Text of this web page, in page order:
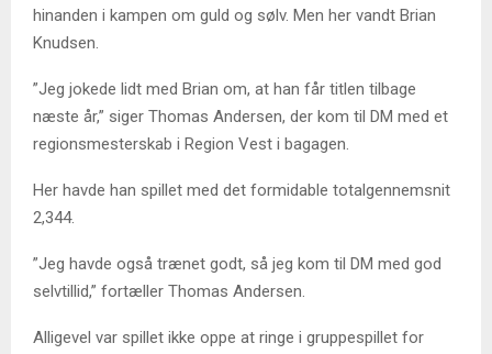
hinanden i kampen om guld og sølv. Men her vandt Brian
Knudsen.
”Jeg jokede lidt med Brian om, at han får titlen tilbage
næste år,” siger Thomas Andersen, der kom til DM med et
regionsmesterskab i Region Vest i bagagen.
Her havde han spillet med det formidable totalgennemsnit
2,344.
”Jeg havde også trænet godt, så jeg kom til DM med god
selvtillid,” fortæller Thomas Andersen.
Alligevel var spillet ikke oppe at ringe i gruppespillet for